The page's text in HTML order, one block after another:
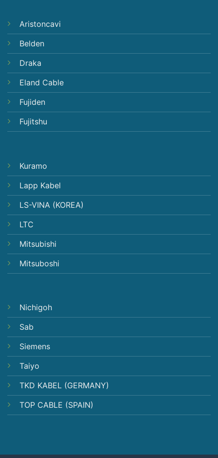
Aristoncavi
Belden
Draka
Eland Cable
Fujiden
Fujitshu
Kuramo
Lapp Kabel
LS-VINA (KOREA)
LTC
Mitsubishi
Mitsuboshi
Nichigoh
Sab
Siemens
Taiyo
TKD KABEL (GERMANY)
TOP CABLE (SPAIN)